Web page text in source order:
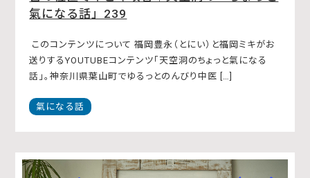
氣になる話」239
このコンテンツについて 福岡豊永（とにい）と福岡ミキがお
送りするYOUTUBEコンテンツ「天空洞のちょっと氣になる
話」。神奈川県葉山町でゆるっとのんびり中医 […]
氣になる話